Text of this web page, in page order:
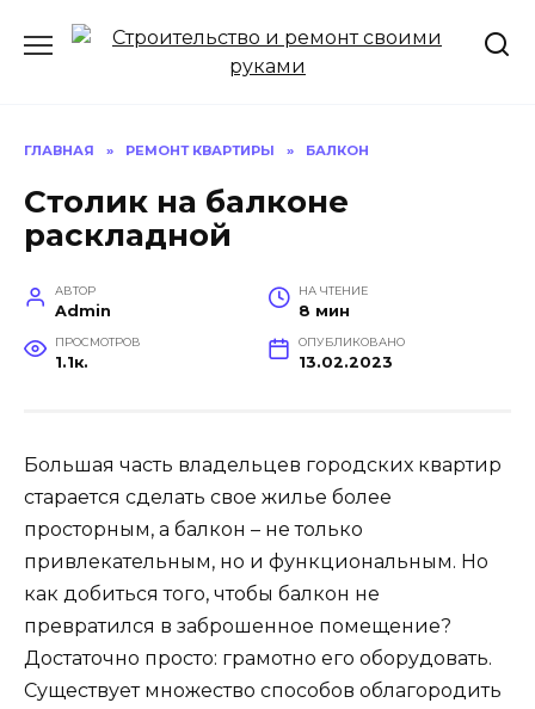
ГЛАВНАЯ » РЕМОНТ КВАРТИРЫ » БАЛКОН
Столик на балконе
раскладной
АВТОР
Admin
НА ЧТЕНИЕ
8 мин
ПРОСМОТРОВ
1.1к.
ОПУБЛИКОВАНО
13.02.2023
Большая часть владельцев городских квартир
старается сделать свое жилье более
просторным, а балкон – не только
привлекательным, но и функциональным. Но
как добиться того, чтобы балкон не
превратился в заброшенное помещение?
Достаточно просто: грамотно его оборудовать.
Существует множество способов облагородить